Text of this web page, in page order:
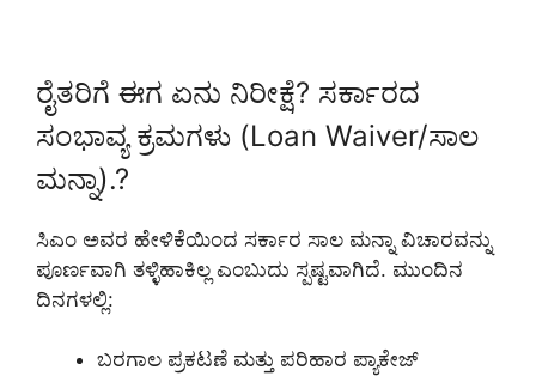
ರೈತರಿಗೆ ಈಗ ಏನು ನಿರೀಕ್ಷೆ? ಸರ್ಕಾರದ
ಸಂಭಾವ್ಯ ಕ್ರಮಗಳು (Loan Waiver/ಸಾಲ
ಮನ್ನಾ).?
ಸಿಎಂ ಅವರ ಹೇಳಿಕೆಯಿಂದ ಸರ್ಕಾರ ಸಾಲ ಮನ್ನಾ ವಿಚಾರವನ್ನು
ಪೂರ್ಣವಾಗಿ ತಳ್ಳಿಹಾಕಿಲ್ಲ ಎಂಬುದು ಸ್ಪಷ್ಟವಾಗಿದೆ. ಮುಂದಿನ
ದಿನಗಳಲ್ಲಿ:
ಬರಗಾಲ ಪ್ರಕಟಣೆ ಮತ್ತು ಪರಿಹಾರ ಪ್ಯಾಕೇಜ್